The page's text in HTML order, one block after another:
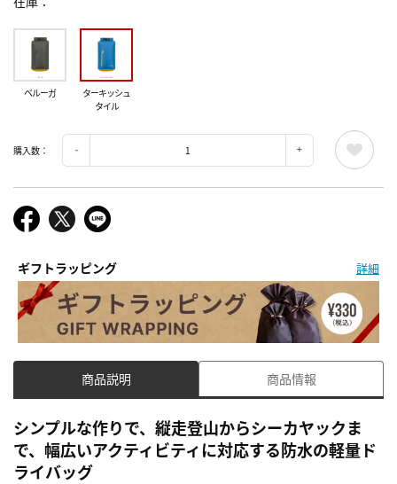
ベルーガ
ターキッシュ
タイル
購入数：
ギフトラッピング 詳細
商品説明 商品情報
シンプルな作りで、縦走登山からシーカヤックま
で、幅広いアクティビティに対応する防水の軽量ド
ライバッグ